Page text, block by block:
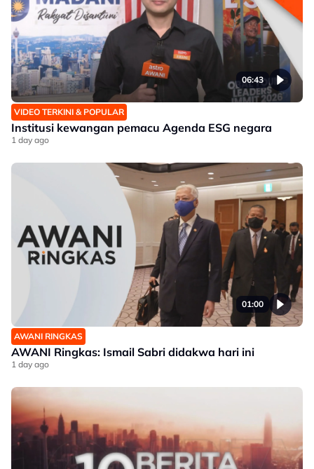
06:43
VIDEO TERKINI & POPULAR
Institusi kewangan pemacu Agenda ESG negara
1 day ago
01:00
AWANI RINGKAS
AWANI Ringkas: Ismail Sabri didakwa hari ini
1 day ago